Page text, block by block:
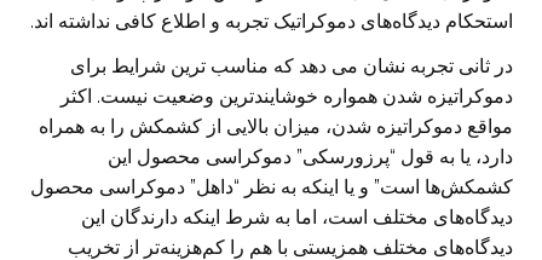
استحکام دیدگاه‌های دموکراتیک تجربه و اطلاع کافی نداشته اند.
در ثانی تجربه نشان می دهد که مناسب ترین شرایط برای
دموکراتیزه شدن همواره خوشایند‌ترین وضعیت نیست. اکثر
مواقع دموکراتیزه شدن، میزان بالایی از کشمکش را به همراه
دارد، یا به قول “پرزورسکی” دموکراسی محصول این
کشمکش‌ها است” و یا اینکه به نظر “داهل” دموکراسی محصول
دیدگاه‌های مختلف است، اما به شرط اینکه دارندگان این
دیدگاه‌های مختلف همزیستی با هم را کم‌هزینه‌تر از تخریب